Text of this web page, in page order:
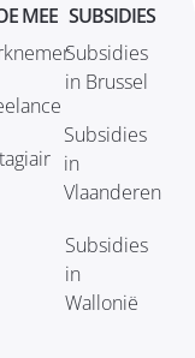
MEE SUBSIDIES
Subsidies
in Brussel
Subsidies
in
Vlaanderen
Subsidies
in
Wallonië